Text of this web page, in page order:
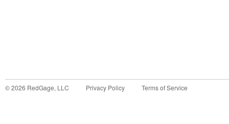
©2026 RedGage, LLC Privacy Policy Terms of Service